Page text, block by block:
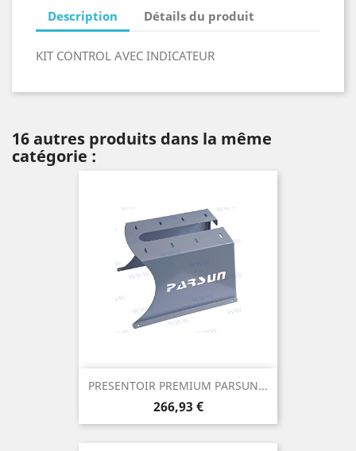
Description Détails du produit
KIT CONTROL AVEC INDICATEUR
16 autres produits dans la même
catégorie :
PRESENTOIR PREMIUM PARSUN...
Prix
266,93 €